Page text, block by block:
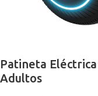
Patineta Eléctrica
Adultos